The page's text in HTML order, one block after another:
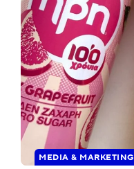
MEDIA & MARKETING